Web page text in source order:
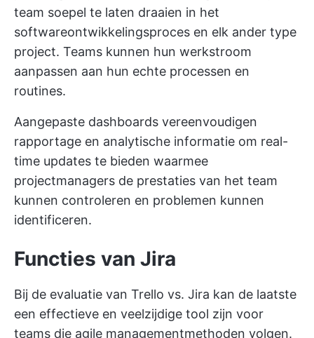
team soepel te laten draaien in het
softwareontwikkelingsproces en elk ander type
project. Teams kunnen hun werkstroom
aanpassen aan hun echte processen en
routines.
Aangepaste dashboards vereenvoudigen
rapportage en analytische informatie om real-
time updates te bieden waarmee
projectmanagers de prestaties van het team
kunnen controleren en problemen kunnen
identificeren.
Functies van Jira
Bij de evaluatie van Trello vs. Jira kan de laatste
een effectieve en veelzijdige tool zijn voor
teams die agile managementmethoden volgen.